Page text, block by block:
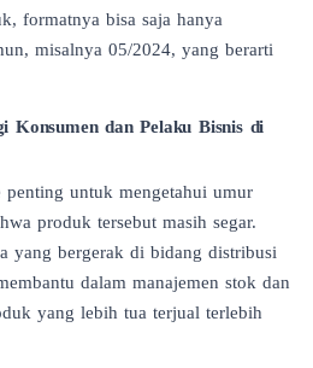
formatnya bisa saja hanya
misalnya 05/2024, yang berarti
Konsumen dan Pelaku Bisnis di
untuk mengetahui umur
produk tersebut masih segar.
yang bergerak di bidang distribusi
dalam manajemen stok dan
yang lebih tua terjual terlebih